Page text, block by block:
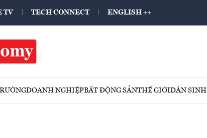
TV TECH CONNECT ENGLISH ++
DOANH NGHIỆPBẤT ĐỘNG SẢNTHẾ GIỚIDÂN SINH